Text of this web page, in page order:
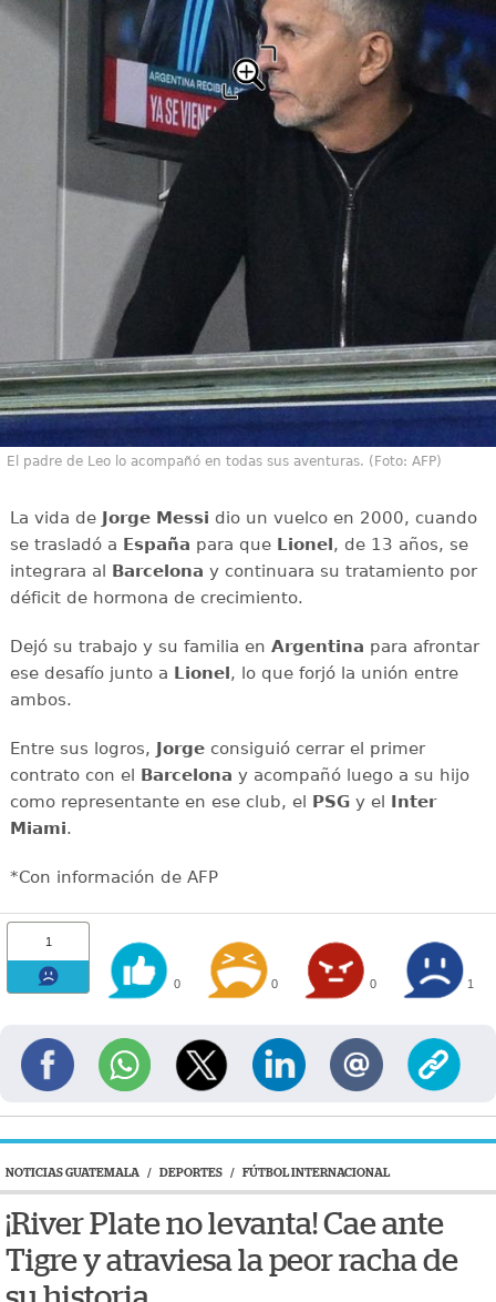
El padre de Leo lo acompañó en todas sus aventuras. (Foto: AFP)
La vida de Jorge Messi dio un vuelco en 2000, cuando
se trasladó a España para que Lionel, de 13 años, se
integrara al Barcelona y continuara su tratamiento por
déficit de hormona de crecimiento.
Dejó su trabajo y su familia en Argentina para afrontar
ese desafío junto a Lionel, lo que forjó la unión entre
ambos.
Entre sus logros, Jorgeconsiguió cerrar el primer
contrato con el Barcelona y acompañó luego a su hijo
como representante en ese club, el PSGy el Inter
Miami.
*Con información de AFP
1
0 0 0 1
NOTICIAS GUATEMALA / DEPORTES / FÚTBOL INTERNACIONAL
¡River Plate no levanta! Cae ante
Tigre y atraviesa la peor racha de